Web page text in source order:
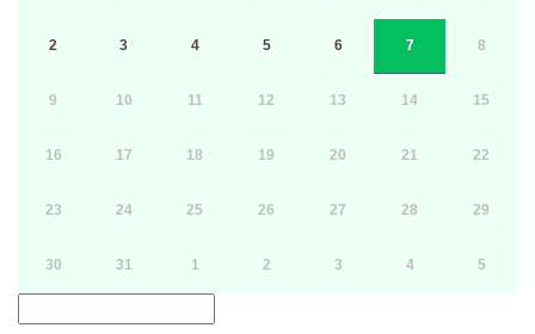
2 3 4 5 6 7 8
9 10 11 12 13 14 15
16 17 18 19 20 21 22
23 24 25 26 27 28 29
30 31 1 2 3 4 5